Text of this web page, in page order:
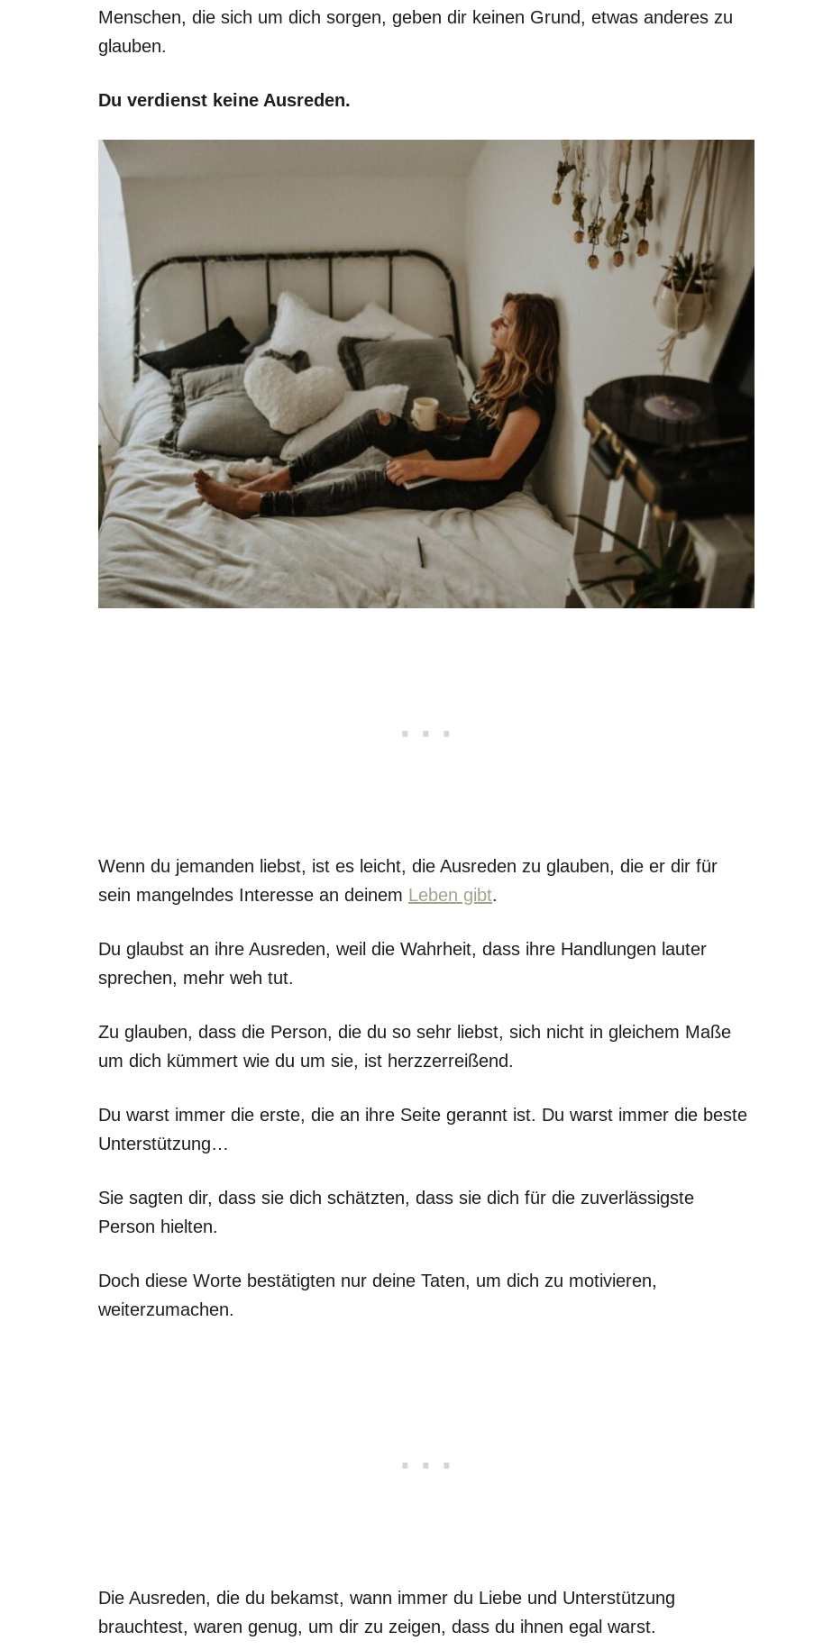
Menschen, die sich um dich sorgen, geben dir keinen Grund, etwas anderes zu
glauben.
Du verdienst keine Ausreden.
Wenn du jemanden liebst, ist es leicht, die Ausreden zu glauben, die er dir für
sein mangelndes Interesse an deinem Leben gibt.
Du glaubst an ihre Ausreden, weil die Wahrheit, dass ihre Handlungen lauter
sprechen, mehr weh tut.
Zu glauben, dass die Person, die du so sehr liebst, sich nicht in gleichem Maße
um dich kümmert wie du um sie, ist herzzerreißend.
Du warst immer die erste, die an ihre Seite gerannt ist. Du warst immer die beste
Unterstützung…
Sie sagten dir, dass sie dich schätzten, dass sie dich für die zuverlässigste
Person hielten.
Doch diese Worte bestätigten nur deine Taten, um dich zu motivieren,
weiterzumachen.
Die Ausreden, die du bekamst, wann immer du Liebe und Unterstützung
brauchtest, waren genug, um dir zu zeigen, dass du ihnen egal warst.